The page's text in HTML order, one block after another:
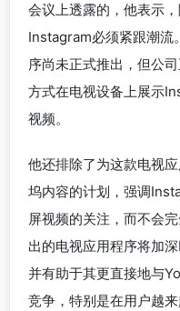
会议上透露的，他表示
Instagram必须紧跟潮流
序尚未正式推出，但公
方式在电视设备上展示
视频。
他还排除了为这款电视
坞内容的计划，强调
屏视频的关注，而不会
出的电视应用程序将加
并有助于其更直接地与
竞争，特别是在用户越